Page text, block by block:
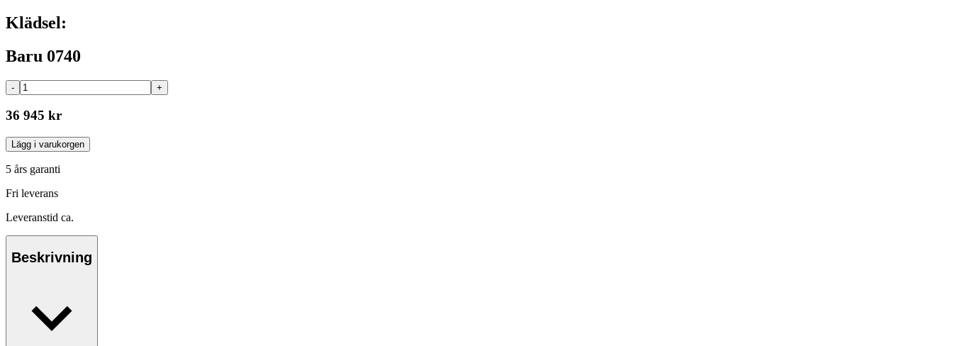
Klädsel:
Baru 0740
- +
36 945 kr
Lägg i varukorgen
5 års garanti
Fri leverans
Leveranstid ca.
Beskrivning